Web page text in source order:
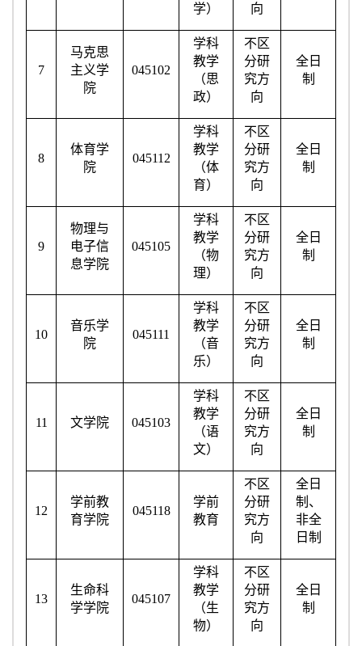
学）
向
7
马克思
主义学
院
045102
学科
教学
（思
政）
不区
分研
究方
向
全日
制
8
体育学
院
045112
学科
教学
（体
育）
不区
分研
究方
向
全日
制
9
物理与
电子信
息学院
045105
学科
教学
（物
理）
不区
分研
究方
向
全日
制
10
音乐学
院
045111
学科
教学
（音
乐）
不区
分研
究方
向
全日
制
11 文学院 045103
学科
教学
（语
文）
不区
分研
究方
向
全日
制
12
学前教
育学院
045118
学前
教育
不区
分研
究方
向
全日
制、
非全
日制
13
生命科
学学院
045107
学科
教学
（生
物）
不区
分研
究方
向
全日
制